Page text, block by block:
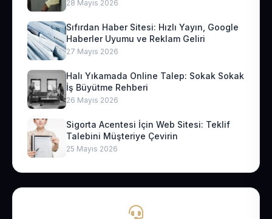
28 Mayıs 2026
Sıfırdan Haber Sitesi: Hızlı Yayın, Google
Haberler Uyumu ve Reklam Geliri
27 Mayıs 2026
Halı Yıkamada Online Talep: Sokak Sokak
İş Büyütme Rehberi
26 Mayıs 2026
Sigorta Acentesi İçin Web Sitesi: Teklif
Talebini Müşteriye Çevirin
25 Mayıs 2026